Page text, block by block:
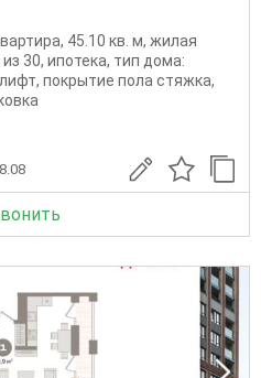
45.10 кв. м, жилая
30, ипотека, тип дома:
покрытие пола стяжка,